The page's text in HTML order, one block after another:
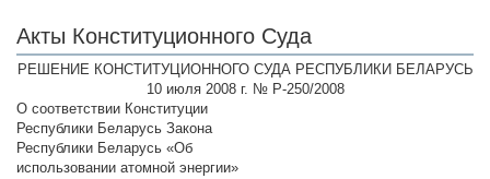
Акты Конституционного Суда
РЕШЕНИЕ КОНСТИТУЦИОННОГО СУДА РЕСПУБЛИКИ БЕЛАРУСЬ
10 июля 2008 г. № Р-250/2008
О соответствии Конституции
Республики Беларусь Закона
Республики Беларусь «Об
использовании атомной энергии»